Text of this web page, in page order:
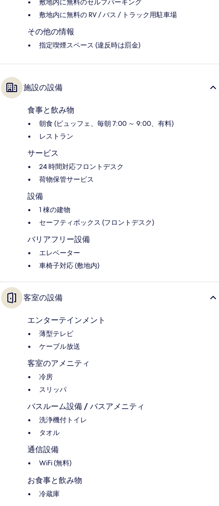
敷地内に無料のセルフパーキング
敷地内に無料の RV / バス / トラック用駐車場
その他の情報
指定喫煙スペース (違反時は罰金)
施設の設備
食事と飲み物
朝食 (ビュッフェ、毎朝 7:00 ～ 9:00、有料)
レストラン
サービス
24 時間対応フロントデスク
荷物保管サービス
設備
1 棟の建物
セーフティボックス (フロントデスク)
バリアフリー設備
エレベーター
車椅子対応 (敷地内)
客室の設備
エンターテインメント
薄型テレビ
ケーブル放送
客室のアメニティ
冷房
スリッパ
バスルーム設備 / バスアメニティ
洗浄機付トイレ
タオル
通信設備
WiFi (無料)
お食事と飲み物
冷蔵庫